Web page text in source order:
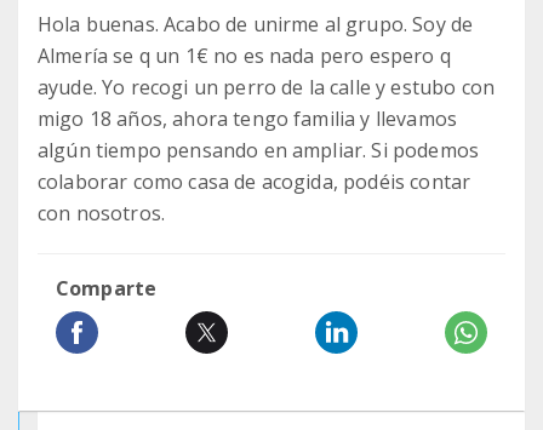
Hola buenas. Acabo de unirme al grupo. Soy de
Almería se q un 1€ no es nada pero espero q
ayude. Yo recogi un perro de la calle y estubo con
migo 18 años, ahora tengo familia y llevamos
algún tiempo pensando en ampliar. Si podemos
colaborar como casa de acogida, podéis contar
con nosotros.
Comparte